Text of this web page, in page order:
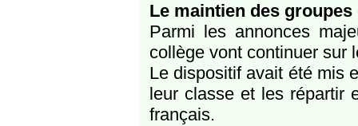
Le maintien des groupes
Parmi les annonces
collège vont continuer sur
Le dispositif avait été mis
leur classe et les répartir
français.